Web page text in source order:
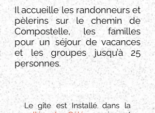
Il accueille les randonneurs et
pèlerins sur le chemin de
Compostelle, les familles
pour un séjour de vacances
et les groupes jusqu’à 25
personnes.
Se reposer...
Le gîte est Installé dans la